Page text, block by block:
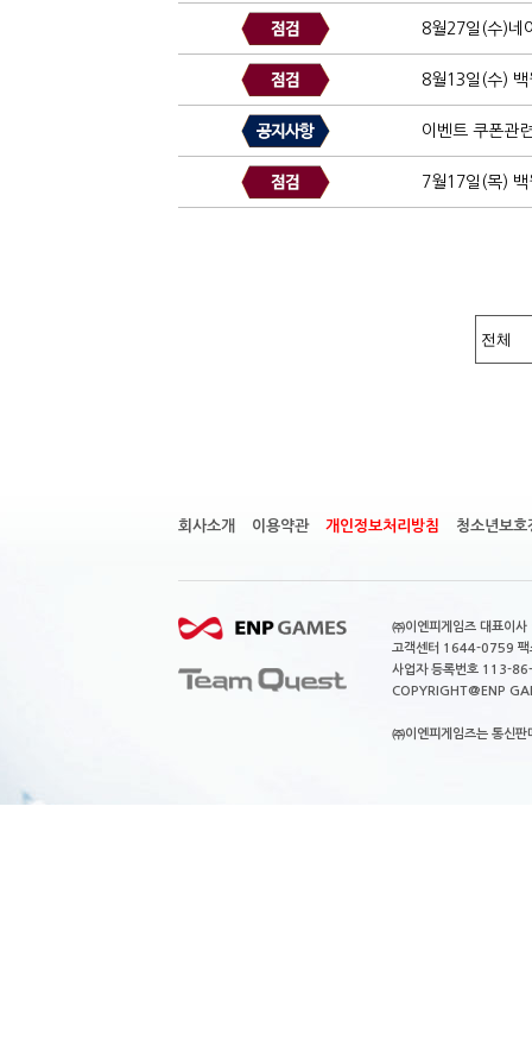
8월27일(수)네
8월13일(수) 백
이벤트 쿠폰관
7월17일(목)
회사소개 이용약관 개인정보처리방침 청소년보호
㈜이엔피게임즈 대표이
고객센터 1644-0759
사업자 등록번호 113-
COPYRIGHT@ENP
㈜이엔피게임즈는 통신판